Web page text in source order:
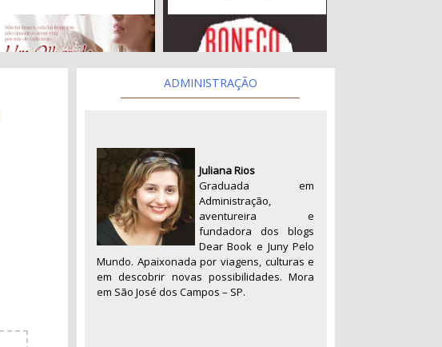
ADMINISTRAÇÃO
Juliana Rios
Graduada em
Administração,
aventureira e
fundadora dos blogs
Dear Book e Juny Pelo
Mundo. Apaixonada por viagens, culturas e
em descobrir novas possibilidades. Mora
em São José dos Campos – SP.